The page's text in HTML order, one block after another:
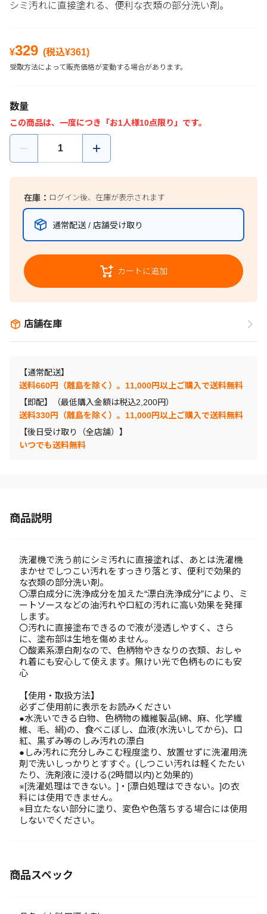
シミ汚れに直接塗れる、便利な衣類の部分洗い剤。
¥329 (税込¥361)
受取方法によって販売価格が変動する場合があります。
数量
この商品は、一度につき「お1人様10点限り」です。
在庫： ログイン後、在庫が表示されます
通常配送 / 店舗受け取り
カートに追加
店舗在庫
【通常配送】
送料660円（離島を除く）。11,000円以上ご購入で送料無料
【即配】（最低購入金額は税込2,200円）
送料330円（離島を除く）。11,000円以上ご購入で送料無料
【後日受け取り（全店舗）】
いつでも送料無料
商品説明
洗濯機で洗う前にシミ汚れに直接塗れば、あとは洗濯機
まかせでしつこい汚れをすっきり落とす、便利で効果的
な衣類の部分洗い剤。
〇漂白成分に洗浄成分を加えた“漂白洗浄成分”により、ミ
ートソースなどの油汚れや口紅の汚れに高い効果を発揮
します。
〇汚れに直接塗布できるので液が浸透しやすく、さら
に、塗布部は生地を傷めません。
〇酸素系漂白剤なので、色柄物やきなりの衣類、おしゃ
れ着にも安心して使えます。無けい光で色柄ものにも安
心
【使用・取扱方法】
必ずご使用前に表示をお読みください
●水洗いできる白物、色柄物の繊維製品(綿、麻、化学繊
維、毛、絹)の、食べこぼし、血液(水洗いしてから)、口
紅、黒ずみ等のしみ汚れの漂白
●しみ汚れに充分しみこむ程度塗り、放置せずに洗濯用洗
剤で洗いしっかりとすすぐ。(しつこい汚れは軽くたたい
たり、洗剤液に浸ける(2時間以内)と効果的)
※[洗濯処理はできない。]・[漂白処理はできない。]の衣
料には使用できません。
※目立たない部分に塗り、変色や色落ちする場合には使用
しないでください。
商品スペック